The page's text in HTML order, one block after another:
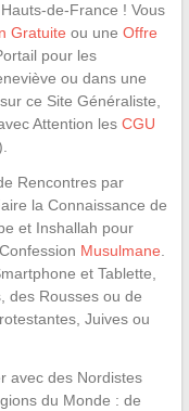
de-France ! Vous
Gratuite ou une Offre
pour les
ou dans une
sur ce Site Généraliste,
Attention les CGU
Rencontres par
la Connaissance de
et Inshallah pour
Musulmane
et Tablette,
des Rousses ou de
Juives ou
avec des Nordistes
du Monde : de